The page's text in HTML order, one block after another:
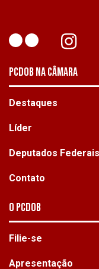
PCDOB NA CÂMARA
Destaques
Líder
Deputados Federais
Contato
O PCdoB
Filie-se
Apresentação